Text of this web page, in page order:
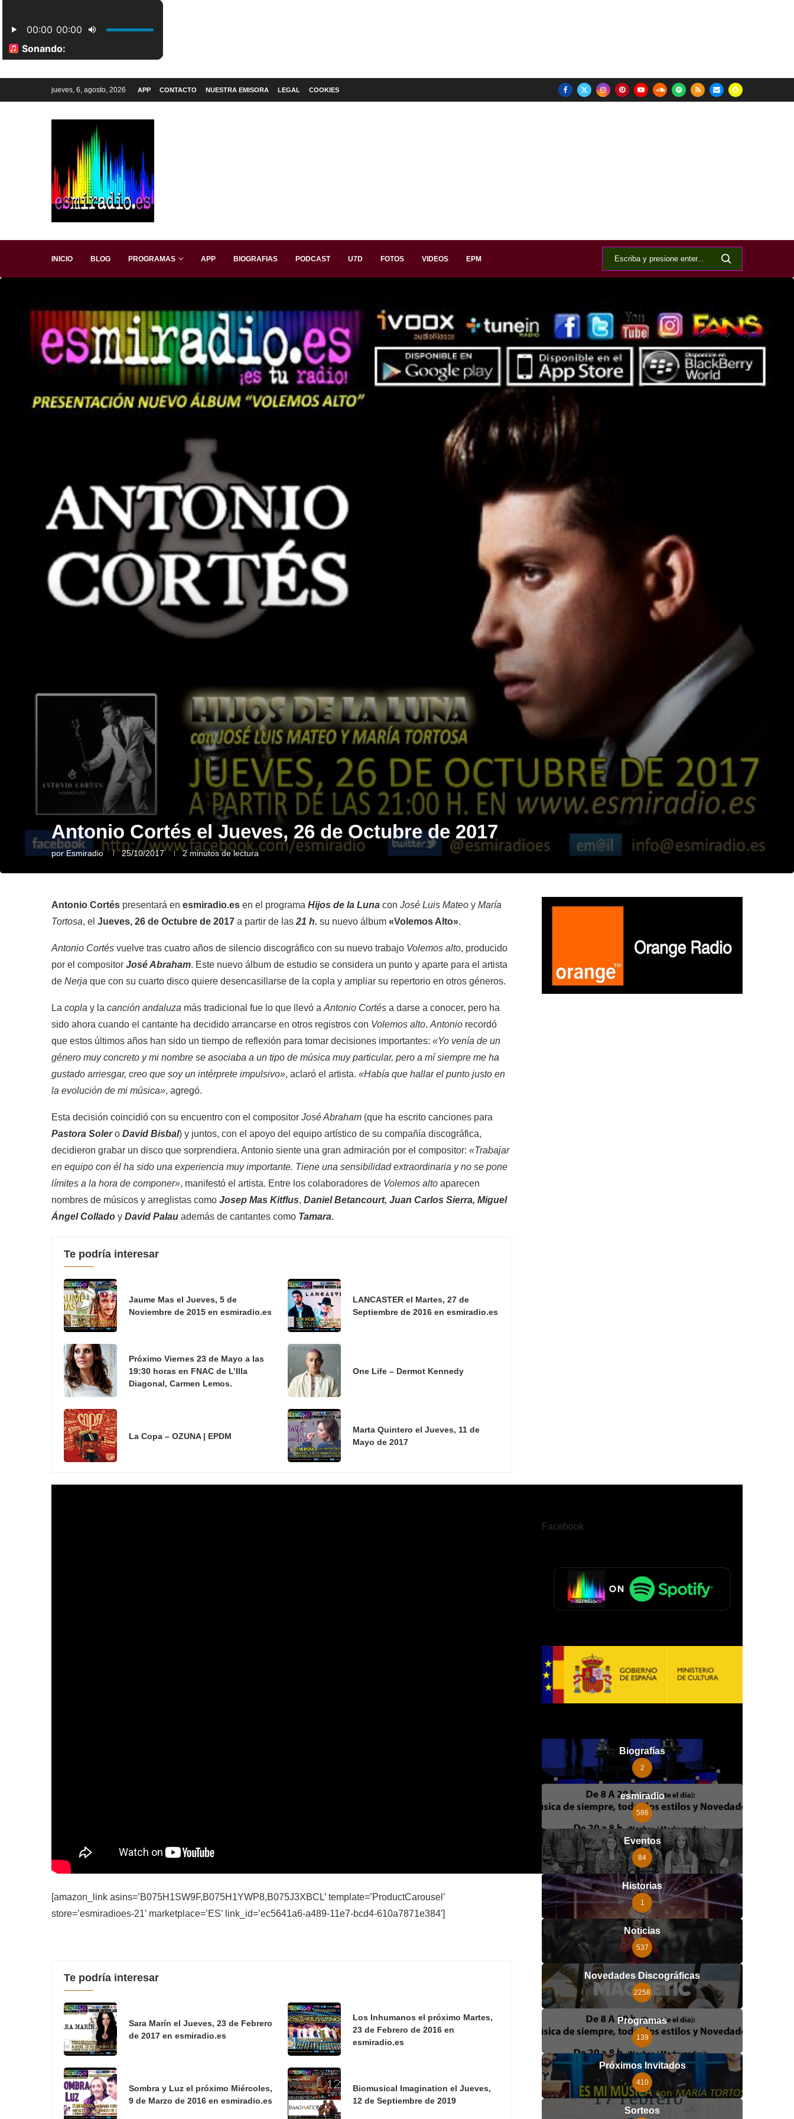
jueves, 6, agosto, 2026 APP CONTACTO NUESTRA EMISORA LEGAL COOKIES
INICIO BLOG PROGRAMAS APP BIOGRAFIAS PODCAST U7D FOTOS VIDEOS EPM
Antonio Cortés el Jueves, 26 de Octubre de 2017
por Esmiradio 25/10/2017 2 minutos de lectura
Antonio Cortés presentará en esmiradio.es en el programa Hijos de la Luna con José Luis Mateo y María
Tortosa, el Jueves, 26 de Octubre de 2017 a partir de las 21 h. su nuevo álbum «Volemos Alto».
Antonio Cortés vuelve tras cuatro años de silencio discográfico con su nuevo trabajo Volemos alto, producido
por el compositor José Abraham. Este nuevo álbum de estudio se considera un punto y aparte para el artista
de Nerja que con su cuarto disco quiere desencasillarse de la copla y ampliar su repertorio en otros géneros.
La copla y la canción andaluza más tradicional fue lo que llevó a Antonio Cortés a darse a conocer, pero ha
sido ahora cuando el cantante ha decidido arrancarse en otros registros con Volemos alto. Antonio recordó
que estos últimos años han sido un tiempo de reflexión para tomar decisiones importantes: «Yo venía de un
género muy concreto y mi nombre se asociaba a un tipo de música muy particular, pero a mí siempre me ha
gustado arriesgar, creo que soy un intérprete impulsivo», aclaró el artista. «Había que hallar el punto justo en
la evolución de mi música», agregó.
Esta decisión coincidió con su encuentro con el compositor José Abraham (que ha escrito canciones para
Pastora Solero David Bisbal) y juntos, con el apoyo del equipo artístico de su compañía discográfica,
decidieron grabar un disco que sorprendiera. Antonio siente una gran admiración por el compositor: «Trabajar
en equipo con él ha sido una experiencia muy importante. Tiene una sensibilidad extraordinaria y no se pone
límites a la hora de componer», manifestó el artista. Entre los colaboradores de Volemos alto aparecen
nombres de músicos y arreglistas como Josep Mas Kitflus, Daniel Betancourt, Juan Carlos Sierra, Miguel
Ángel Collado y David Palau además de cantantes como Tamara.
Te podría interesar
Jaume Mas el Jueves, 5 de
Noviembre de 2015 en esmiradio.es
LANCASTER el Martes, 27 de
Septiembre de 2016 en esmiradio.es
Próximo Viernes 23 de Mayo a las
19:30 horas en FNAC de L’Illa
Diagonal, Carmen Lemos.
One Life – Dermot Kennedy
La Copa – OZUNA | EPDM
Marta Quintero el Jueves, 11 de
Mayo de 2017
[amazon_link asins=’B075H1SW9F,B075H1YWP8,B075J3XBCL’ template=’ProductCarousel’
store=’esmiradioes-21′ marketplace=’ES’ link_id=’ec5641a6-a489-11e7-bcd4-610a7871e384′]
Te podría interesar
Sara Marín el Jueves, 23 de Febrero
de 2017 en esmiradio.es
Los Inhumanos el próximo Martes,
23 de Febrero de 2016 en
esmiradio.es
Sombra y Luz el próximo Miércoles,
9 de Marzo de 2016 en esmiradio.es
Biomusical Imagination el Jueves,
12 de Septiembre de 2019
Facebook
Biografías
2
esmiradio
586
Eventos
84
Historias
1
Noticias
537
Novedades Discográficas
2258
Programas
139
Próximos Invitados
410
Sorteos